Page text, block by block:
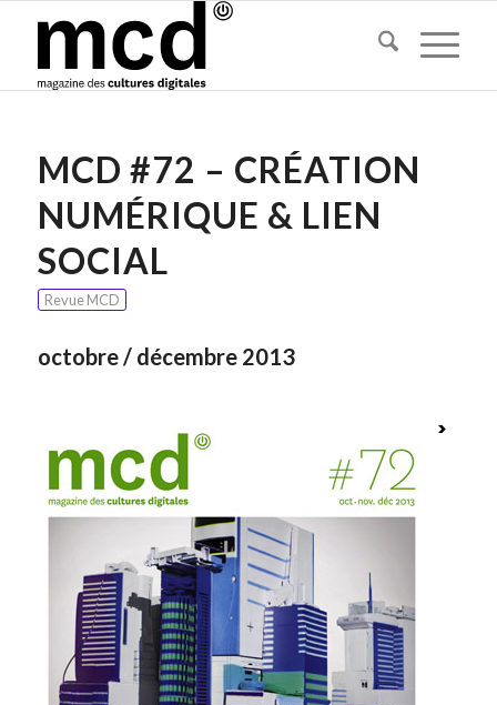
MCD #72 – CRÉATION
NUMÉRIQUE & LIEN
SOCIAL
Revue MCD
octobre / décembre 2013
>